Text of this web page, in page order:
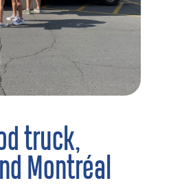
truck,
Montréal